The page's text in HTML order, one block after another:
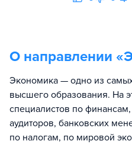
О направлении «
Экономика — одно из
высшего образования. На
специалистов по
аудиторов, банковских
по налогам, по мировой